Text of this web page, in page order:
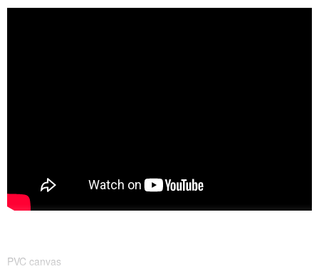
PVC canvas